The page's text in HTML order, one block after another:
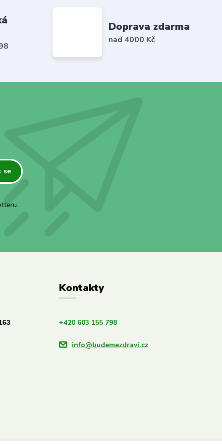
Doprava zdarma
nad 4000 Kč
se
Kontakty
+420 603 155 798
info@budemezdravi.cz